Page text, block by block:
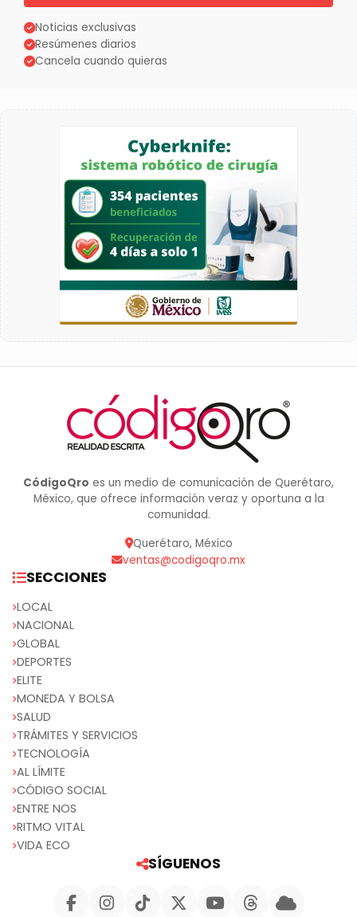
Noticias exclusivas
Resúmenes diarios
Cancela cuando quieras
CódigoQro es un medio de comunicación de Querétaro,
México, que ofrece información veraz y oportuna a la
comunidad.
Querétaro, México
ventas@codigoqro.mx
SECCIONES
LOCAL
NACIONAL
GLOBAL
DEPORTES
ELITE
MONEDA Y BOLSA
SALUD
TRÁMITES Y SERVICIOS
TECNOLOGÍA
AL LÍMITE
CÓDIGO SOCIAL
ENTRE NOS
RITMO VITAL
VIDA ECO
SÍGUENOS